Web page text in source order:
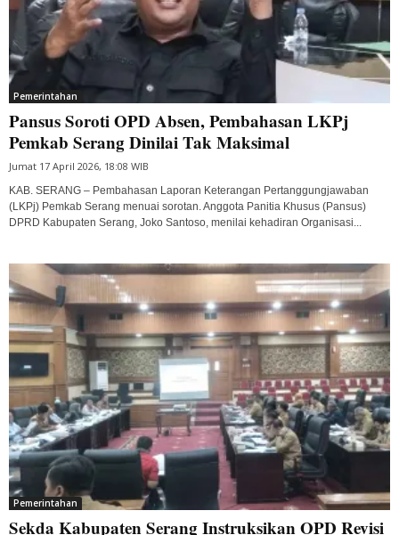
Pemerintahan
Pansus Soroti OPD Absen, Pembahasan LKPj
Pemkab Serang Dinilai Tak Maksimal
Jumat 17 April 2026, 18:08 WIB
KAB. SERANG – Pembahasan Laporan Keterangan Pertanggungjawaban
(LKPj) Pemkab Serang menuai sorotan. Anggota Panitia Khusus (Pansus)
DPRD Kabupaten Serang, Joko Santoso, menilai kehadiran Organisasi...
Pemerintahan
Sekda Kabupaten Serang Instruksikan OPD Revisi